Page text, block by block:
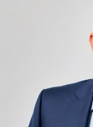
Camerele de hotel
unele de altele,
infinit de groși din
Zgomotul pașilor din
adiacent rămâne una
nemulțumiri
chiar și la unități altfel
locație. De multe ori,
drept sursa reală a
de spațiu zgomotos